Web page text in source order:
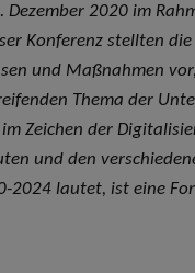
2020 im
Konferenz stellten
und Maßnahmen
Thema der
Zeichen der
und den
2024 lautet, ist eine